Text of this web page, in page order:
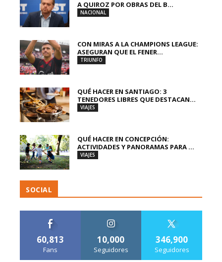
A QUIROZ POR OBRAS DEL B...
NACIONAL
CON MIRAS A LA CHAMPIONS LEAGUE:
ASEGURAN QUE EL FENER...
TRIUNFO
QUÉ HACER EN SANTIAGO: 3
TENEDORES LIBRES QUE DESTACAN...
VIAJES
QUÉ HACER EN CONCEPCIÓN:
ACTIVIDADES Y PANORAMAS PARA ...
VIAJES
SOCIAL
60,813
Fans
10,000
Seguidores
346,900
Seguidores